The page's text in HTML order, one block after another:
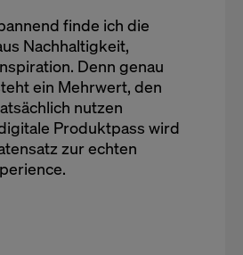
finde ich die
Nachhaltigkeit,
Denn genau
ein Mehrwert, den
nutzen
Produktpass wird
zur echten